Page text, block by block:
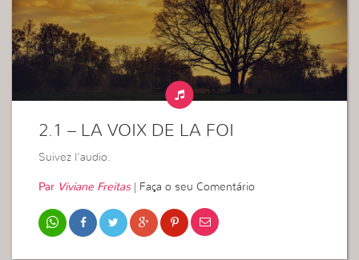
2.1 – LA VOIX DE LA FOI
Suivez l’audio.
Par Viviane Freitas| Faça o seu Comentário